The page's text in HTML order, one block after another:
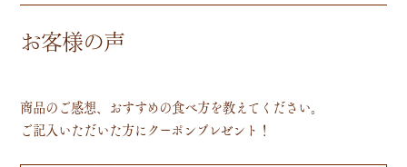
お客様の声
商品のご感想、おすすめの食べ方を教えてください。
ご記入いただいた方にクーポンプレゼント！